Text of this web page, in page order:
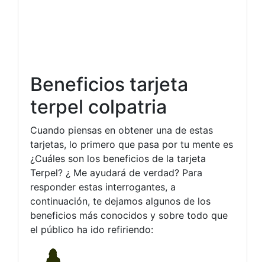
Beneficios tarjeta
terpel colpatria
Cuando piensas en obtener una de estas
tarjetas, lo primero que pasa por tu mente es
¿Cuáles son los beneficios de la tarjeta
Terpel? ¿ Me ayudará de verdad? Para
responder estas interrogantes, a
continuación, te dejamos algunos de los
beneficios más conocidos y sobre todo que
el público ha ido refiriendo: